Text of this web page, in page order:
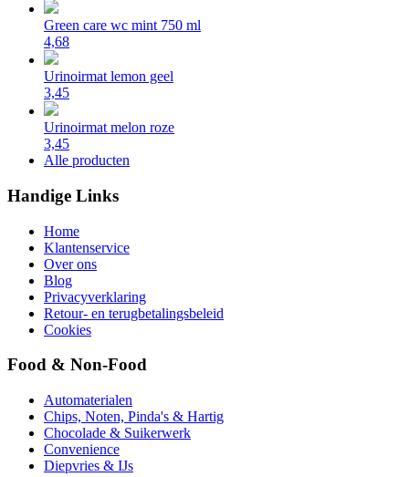
Green care wc mint 750 ml
4,68
Urinoirmat lemon geel
3,45
Urinoirmat melon roze
3,45
Alle producten
Handige Links
Home
Klantenservice
Over ons
Blog
Privacyverklaring
Retour- en terugbetalingsbeleid
Cookies
Food & Non-Food
Automaterialen
Chips, Noten, Pinda's & Hartig
Chocolade & Suikerwerk
Convenience
Diepvries & IJs